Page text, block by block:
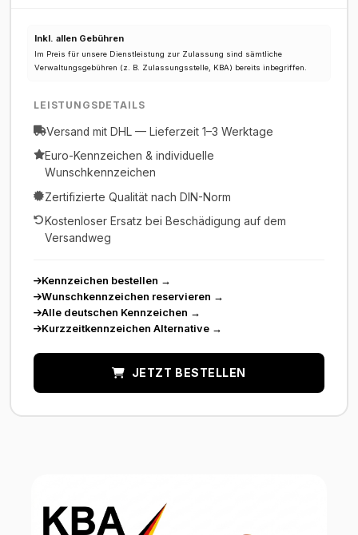
Inkl. allen Gebühren
Im Preis für unsere Dienstleistung zur Zulassung sind sämtliche
Verwaltungsgebühren (z. B. Zulassungsstelle, KBA) bereits inbegriffen.
LEISTUNGSDETAILS
Versand mit DHL — Lieferzeit 1–3 Werktage
Euro-Kennzeichen & individuelle
Wunschkennzeichen
Zertifizierte Qualität nach DIN-Norm
Kostenloser Ersatz bei Beschädigung auf dem
Versandweg
Kennzeichen bestellen →
Wunschkennzeichen reservieren →
Alle deutschen Kennzeichen →
Kurzzeitkennzeichen Alternative →
JETZT BESTELLEN